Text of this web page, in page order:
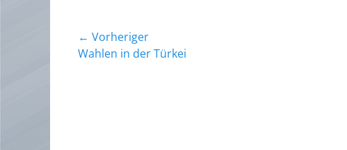
Beitragsnavigation
← Vorheriger
Vorheriger
Wahlen in der Türkei